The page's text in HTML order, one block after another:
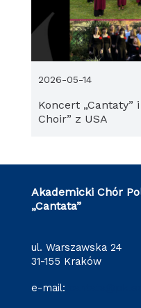
Koncert „Cantaty”
Choir” z USA
2026-05-14
Akademicki Chór
„Cantata”
ul. Warszawska 24
31-155 Kraków
e-mail: